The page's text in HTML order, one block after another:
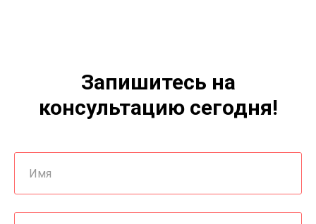
Запишитесь на
консультацию сегодня!